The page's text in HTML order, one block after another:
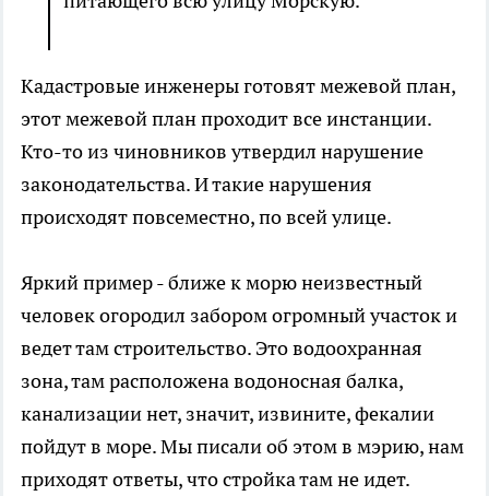
Кадастровые инженеры готовят межевой план,
этот межевой план проходит все инстанции.
Кто-то из чиновников утвердил нарушение
законодательства. И такие нарушения
происходят повсеместно, по всей улице.
Яркий пример - ближе к морю неизвестный
человек огородил забором огромный участок и
ведет там строительство. Это водоохранная
зона, там расположена водоносная балка,
канализации нет, значит, извините, фекалии
пойдут в море. Мы писали об этом в мэрию, нам
приходят ответы, что стройка там не идет.